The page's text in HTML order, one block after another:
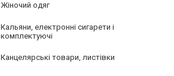
Жіночий одяг
Кальяни, електронні сигарети і
комплектуючі
Канцелярські товари, листівки